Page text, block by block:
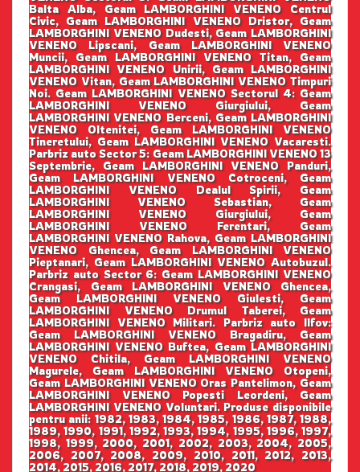
Balta Alba, Geam LAMBORGHINI VENENO Centrul
Civic, Geam LAMBORGHINI VENENO Dristor, Geam
LAMBORGHINI VENENO Dudesti, Geam LAMBORGHINI
VENENO Lipscani, Geam LAMBORGHINI VENENO
Muncii, Geam LAMBORGHINI VENENO Titan, Geam
LAMBORGHINI VENENO Unirii, Geam LAMBORGHINI
VENENO Vitan, Geam LAMBORGHINI VENENO Timpuri
Noi. Geam LAMBORGHINI VENENO Sectorul 4: Geam
LAMBORGHINI VENENO Giurgiului, Geam
LAMBORGHINI VENENO Berceni, Geam LAMBORGHINI
VENENO Oltenitei, Geam LAMBORGHINI VENENO
Tineretului, Geam LAMBORGHINI VENENO Vacaresti.
Parbriz auto Sector 5: Geam LAMBORGHINI VENENO 13
Septembrie, Geam LAMBORGHINI VENENO Panduri,
Geam LAMBORGHINI VENENO Cotroceni, Geam
LAMBORGHINI VENENO Dealul Spirii, Geam
LAMBORGHINI VENENO Sebastian, Geam
LAMBORGHINI VENENO Giurgiului, Geam
LAMBORGHINI VENENO Ferentari, Geam
LAMBORGHINI VENENO Rahova, Geam LAMBORGHINI
VENENO Ghencea, Geam LAMBORGHINI VENENO
Pieptanari, Geam LAMBORGHINI VENENO Autobuzul.
Parbriz auto Sector 6: Geam LAMBORGHINI VENENO
Crangasi, Geam LAMBORGHINI VENENO Ghencea,
Geam LAMBORGHINI VENENO Giulesti, Geam
LAMBORGHINI VENENO Drumul Taberei, Geam
LAMBORGHINI VENENO Militari. Parbriz auto Ilfov:
Geam LAMBORGHINI VENENO Bragadiru, Geam
LAMBORGHINI VENENO Buftea, Geam LAMBORGHINI
VENENO Chitila, Geam LAMBORGHINI VENENO
Magurele, Geam LAMBORGHINI VENENO Otopeni,
Geam LAMBORGHINI VENENO Oras Pantelimon, Geam
LAMBORGHINI VENENO Popesti Leordeni, Geam
LAMBORGHINI VENENO Voluntari. Produse disponibile
pentru anii: 1982, 1983, 1984, 1985, 1986, 1987, 1988,
1989, 1990, 1991, 1992, 1993, 1994, 1995, 1996, 1997,
1998, 1999, 2000, 2001, 2002, 2003, 2004, 2005,
2006, 2007, 2008, 2009, 2010, 2011, 2012, 2013,
2014, 2015, 2016, 2017, 2018, 2019, 2020